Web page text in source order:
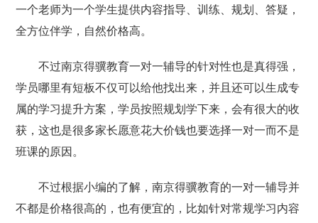
一个老师为一个学生提供内容指导、训练、规划、答疑，
全方位伴学，自然价格高。
不过南京得骥教育一对一辅导的针对性也是真得强，
学员哪里有短板不仅可以给他找出来，并且还可以生成专
属的学习提升方案，学员按照规划学下来，会有很大的收
获，这也是很多家长愿意花大价钱也要选择一对一而不是
班课的原因。
不过根据小编的了解，南京得骥教育的一对一辅导并
不都是价格很高的，也有便宜的，比如针对常规学习内容